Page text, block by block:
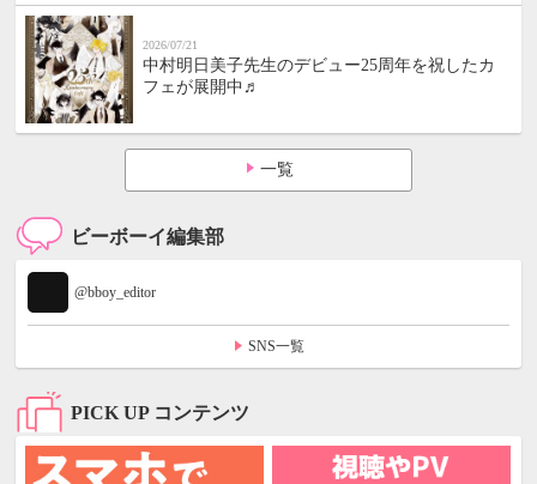
2026/07/21
中村明日美子先生のデビュー25周年を祝したカ
フェが展開中♬
一覧
ビーボーイ編集部
@bboy_editor
SNS一覧
PICK UP コンテンツ